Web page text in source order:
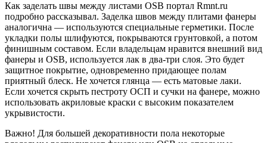
Как заделать швы между листами OSB портал Rmnt.ru
подробно рассказывал. Заделка швов между плитами фанеры
аналогична — используются специальные герметики. После
укладки полы шлифуются, покрываются грунтовкой, а потом
финишным составом. Если владельцам нравится внешний вид
фанеры и OSB, используется лак в два-три слоя. Это будет
защитное покрытие, одновременно придающее полам
приятный блеск. Не хочется глянца — есть матовые лаки.
Если хочется скрыть пестроту ОСП и сучки на фанере, можно
использовать акриловые краски с высоким показателем
укрывистости.
Важно! Для большей декоративности пола некоторые